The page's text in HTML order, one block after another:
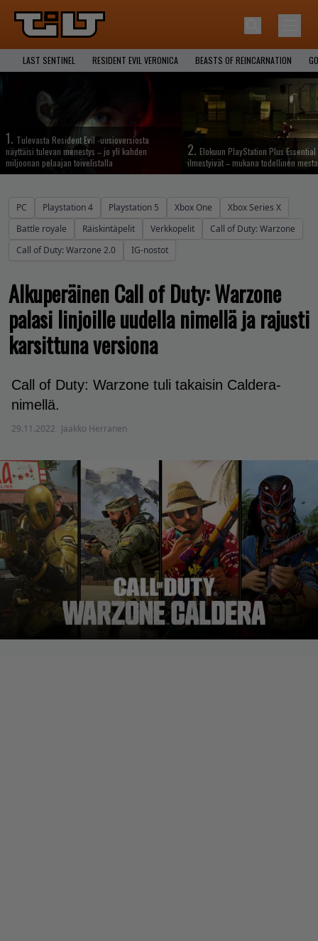
LAST SENTINEL RESIDENT EVIL VERONICA BEASTS OF REINCARNATION
1. Tulevasta Resident Evil -uusioversiosta
näyttäisi tulevan menestys – jo yli kahden
miljoonan pelaajan toivelistalla
2. Elokuun PlayStation Plus
ilmestyivät – mukana todellinen
PC Playstation 4 Playstation 5 Xbox One
Xbox Series X
Battle royale
Räiskintäpelit Verkkopelit
Call of Duty: Warzone
Call of Duty: Warzone 2.0
IG-nostot
Alkuperäinen Call of Duty: Warzone
palasi linjoille uudella nimellä ja rajusti
karsittuna versiona
Call of Duty: Warzone tuli takaisin Caldera-
nimellä.
29.11.2022 Jaakko Herranen